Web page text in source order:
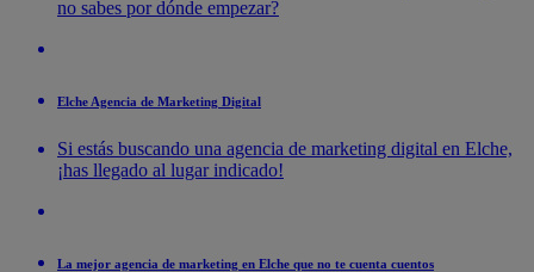
no sabes por dónde empezar?
Elche Agencia de Marketing Digital
Si estás buscando una agencia de marketing digital en Elche,
¡has llegado al lugar indicado!
La mejor agencia de marketing en Elche que no te cuenta cuentos